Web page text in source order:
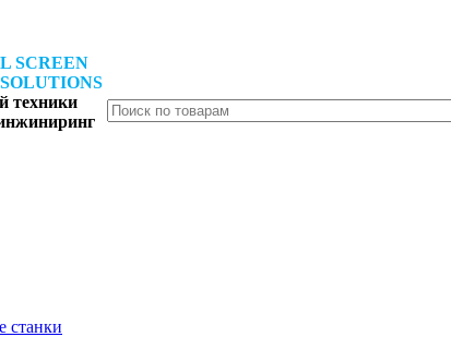
SCREEN
техники
станки